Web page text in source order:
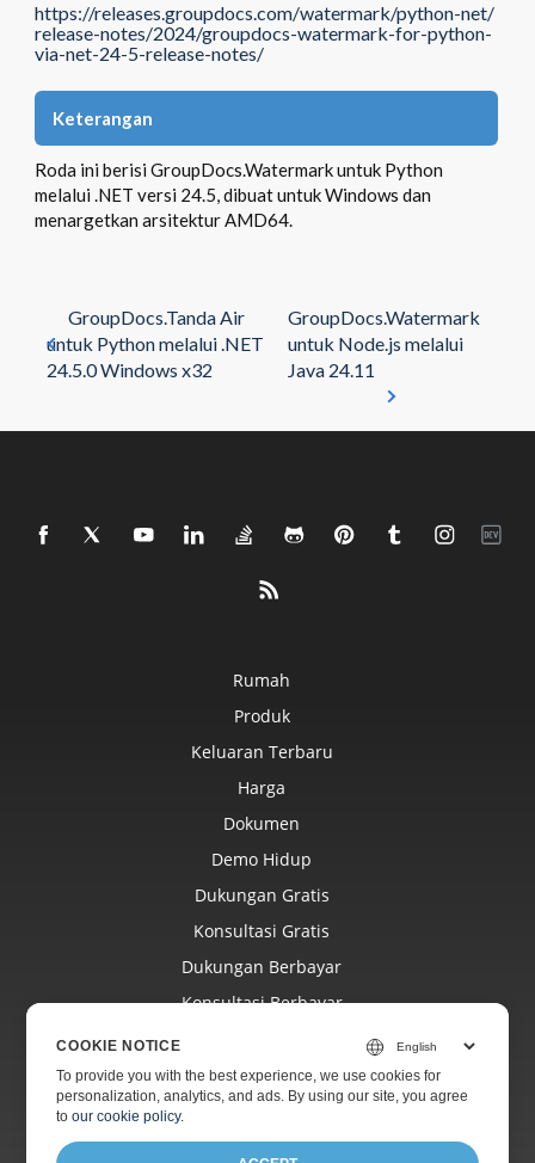
https://releases.groupdocs.com/watermark/python-net/
release-notes/2024/groupdocs-watermark-for-python-
via-net-24-5-release-notes/
Keterangan
Roda ini berisi GroupDocs.Watermark untuk Python
melalui .NET versi 24.5, dibuat untuk Windows dan
menargetkan arsitektur AMD64.
GroupDocs.Tanda Air
untuk Python melalui .NET
24.5.0 Windows x32
GroupDocs.Watermark
untuk Node.js melalui
Java 24.11
Rumah
Produk
Keluaran Terbaru
Harga
Dokumen
Demo Hidup
Dukungan Gratis
Konsultasi Gratis
Dukungan Berbayar
Konsultasi Berbayar
Situs Web
COOKIE NOTICE
To provide you with the best experience, we use cookies for
personalization, analytics, and ads. By using our site, you agree
toour cookie policy.